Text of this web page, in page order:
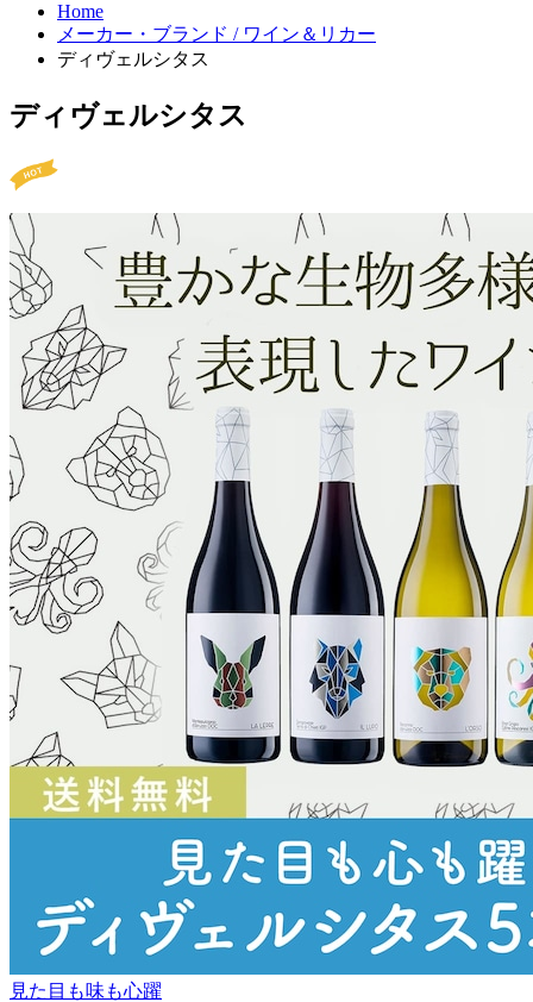
Home
メーカー・ブランド / ワイン＆リカー
ディヴェルシタス
ディヴェルシタス
見た目も味も心躍